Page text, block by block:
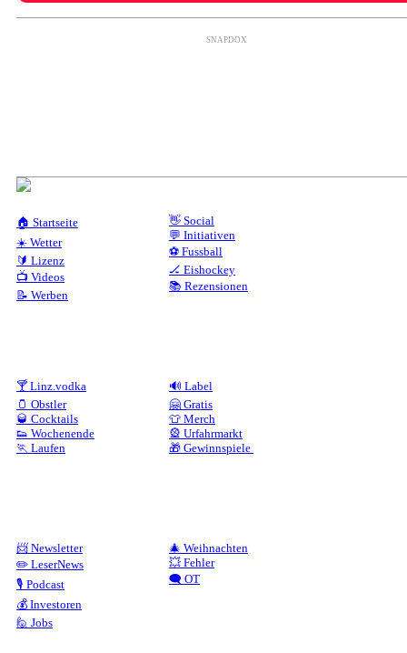
SNAPDOX
🏠 Startseite
☀️ Wetter
🔰 Lizenz
📺 Videos
📝 Werben
👋 Social
💬 Initiativen
⚽ Fussball
🏒 Eishockey
📚 Rezensionen
🍸 Linz.vodka
🫙 Obstler
🥃 Cocktails
👟 Wochenende
🏃 Laufen
🔊 Label
🤗 Gratis
👕 Merch
🎡 Urfahrmarkt
🎁 Gewinnspiele
📨 Newsletter
✏️ LeserNews
🎙️ Podcast
💰 Investoren
🙋 Jobs
🎄 Weihnachten
💥 Fehler
🗨️ OT